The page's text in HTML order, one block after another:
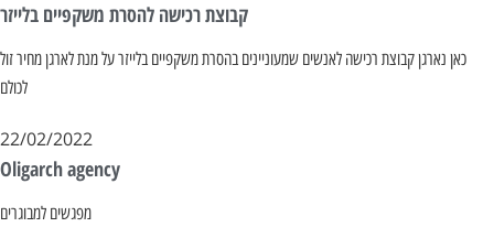
קבוצת רכישה להסרת משקפיים בלייזר
כאן נארגן קבוצת רכישה לאנשים שמעוניינים בהסרת משקפיים בלייזר על מנת לארגן מחיר זול
לכולם
22/02/2022
Oligarch agency
מפגשים למבוגרים